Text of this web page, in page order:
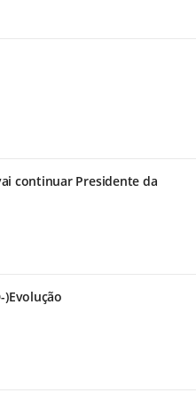
continuar Presidente da
)Evolução